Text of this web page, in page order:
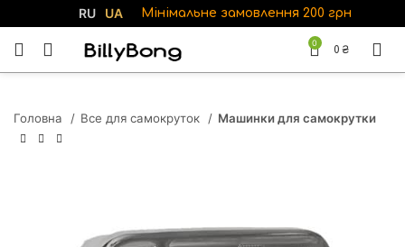
RU UA Мінімальне замовлення 200 грн
0
0 ₴
Головна Все для самокруток Машинки для самокрутки